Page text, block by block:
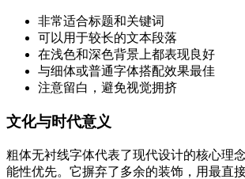
非常适合标题和关键词
可以用于较长的文本段落
在浅色和深色背景上都表现良好
与细体或普通字体搭配效果最佳
注意留白，避免视觉拥挤
文化与时代意义
粗体无衬线字体代表了现代设计的核心理
能性优先。它摒弃了多余的装饰，用最直